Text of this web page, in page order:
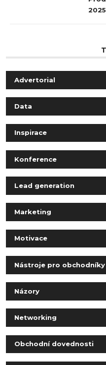
Advertorial
Data
Inspirace
Konference
Lead generation
Marketing
Motivace
Nástroje pro obchodníky
Názory
Networking
Obchodní dovednosti